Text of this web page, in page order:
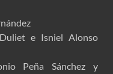
e Isniel Alonso
Peña Sánchez y